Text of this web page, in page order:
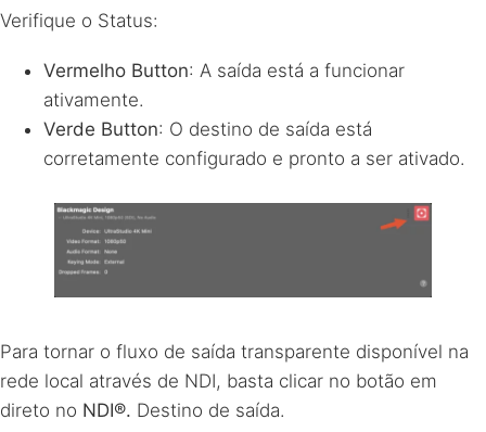
Verifique o Status:
Vermelho Button: A saída está a funcionar
ativamente.
Verde Button: O destino de saída está
corretamente configurado e pronto a ser ativado.
Para tornar o fluxo de saída transparente disponível na
rede local através de NDI, basta clicar no botão em
direto no NDI®. Destino de saída.